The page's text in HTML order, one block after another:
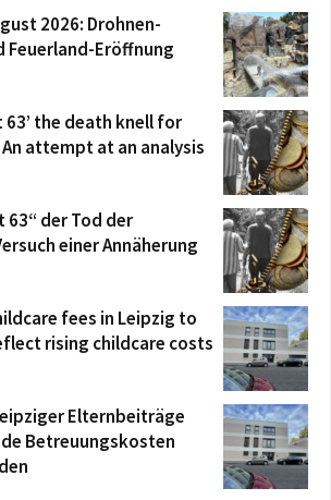
2026: Drohnen-
Feuerland-Eröffnung
63’ the death knell for
attempt at an analysis
63“ der Tod der
einer Annäherung
fees in Leipzig to
rising childcare costs
Elternbeiträge
Betreuungskosten